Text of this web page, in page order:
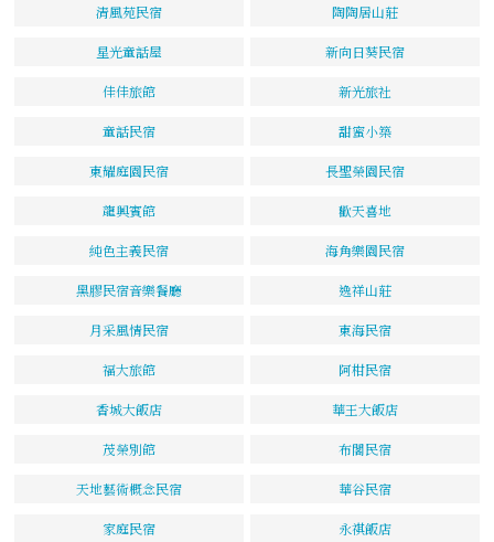
清風苑民宿 陶陶居山莊
星光童話屋 新向日葵民宿
佳佳旅館 新光旅社
童話民宿 甜蜜小築
東耀庭園民宿 長聖榮園民宿
龍興賓館 歡天喜地
純色主義民宿 海角樂園民宿
黑膠民宿音樂餐廳 逸祥山莊
月采風情民宿 東海民宿
福大旅館 阿柑民宿
香城大飯店 華王大飯店
茂榮別館 布閣民宿
天地藝術概念民宿 華谷民宿
家庭民宿 永祺飯店